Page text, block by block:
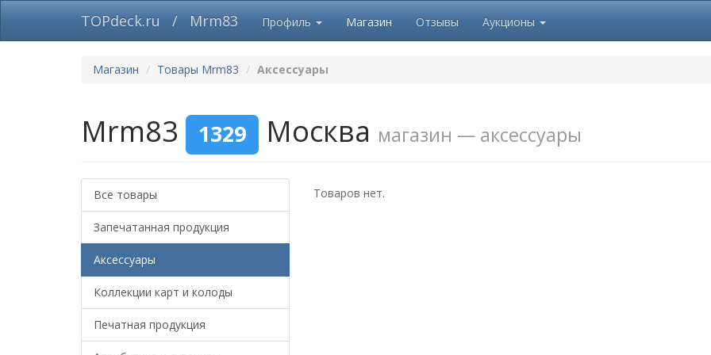
TOPdeck.ru / Mrm83 Профиль Магазин Отзывы Аукционы
Магазин Товары Mrm83 Аксессуары
Mrm83 1329 Москва магазин — аксессуары
Все товары
Запечатанная продукция
Аксессуары
Коллекции карт и колоды
Печатная продукция
Товаров нет.